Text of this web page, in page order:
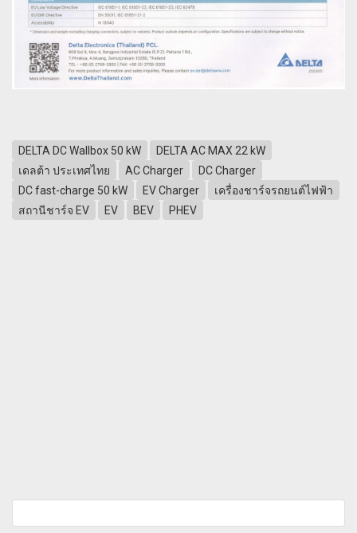
DELTA DC Wallbox 50 kW
DELTA AC MAX 22 kW
เดลต้า ประเทศไทย
AC Charger
DC Charger
DC fast-charge 50 kW
EV Charger
เครื่องชาร์จรถยนต์ไฟฟ้า
สถานีชาร์จ EV
EV BEV PHEV